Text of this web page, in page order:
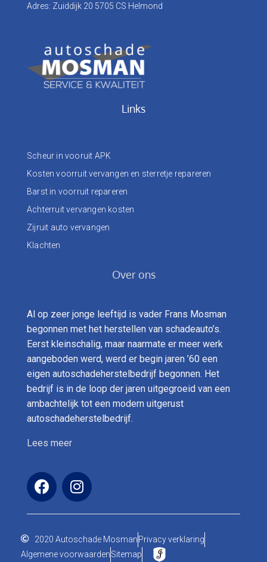
Adres: Zuiddijk 20 5705 CS Helmond
Links
Scheur in vooruit APK
Kosten voorruit vervangen en sterretje repareren
Barst in voorruit repareren
Achterruit vervangen kosten
Zijruit auto vervangen
Klachten
Over ons
Al op zeer jonge leeftijd is vader Frans Mosman
begonnen met het herstellen van schadeauto’s.
Eerst kleinschalig, maar naarmate er meer werk
aangeboden werd, werd er begin jaren ’60 een
eigen autoschadeherstelbedrijf begonnen. Het
bedrijf is in de loop der jaren uitgegroeid van een
ambachtelijk tot een modern uitgerust
autoschadeherstelbedrijf.
Lees meer
2020 Autoschade MosmanPrivacy verklaring
Algemene voorwaardenSitemap